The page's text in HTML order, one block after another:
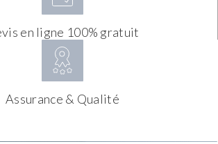
en ligne 100% gratuit
Assurance & Qualité